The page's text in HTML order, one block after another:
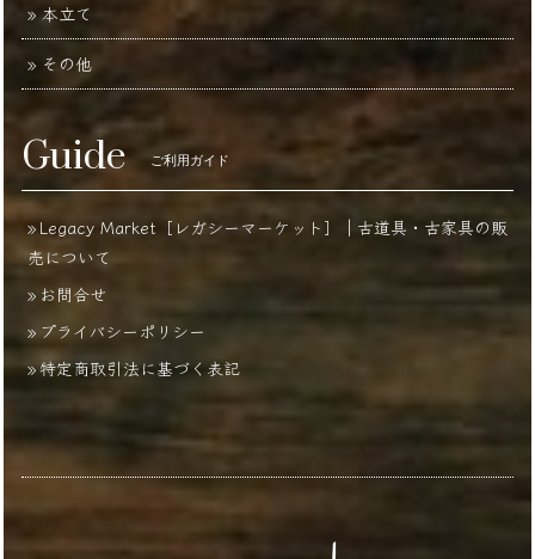
本立て
その他
Guide ご利用ガイド
Legacy Market［レガシーマーケット］｜古道具・古家具の販
売について
お問合せ
プライバシーポリシー
特定商取引法に基づく表記